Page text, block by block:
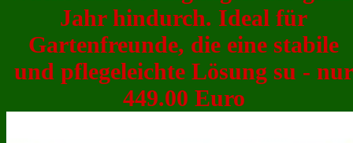
Jahr hindurch. Ideal für
Gartenfreunde, die eine stabile
und pflegeleichte Lösung su - nur
449.00 Euro